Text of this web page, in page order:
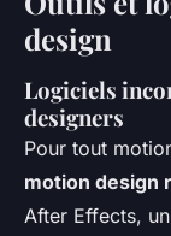
design
Logiciels
designers
Pour tout
motion design
After Effects,